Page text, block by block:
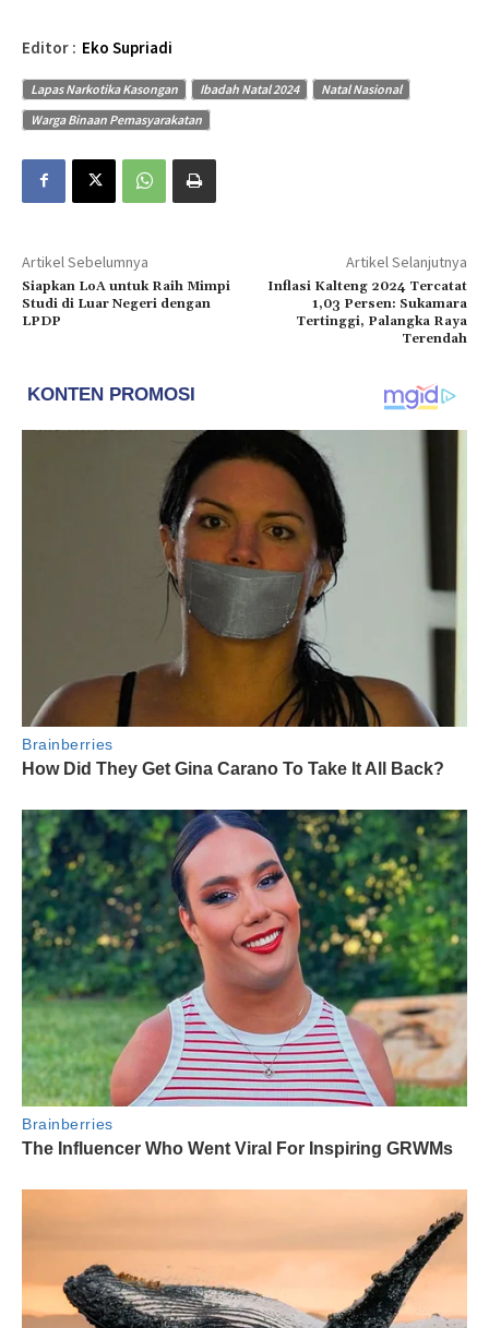
Editor : Eko Supriadi
Lapas Narkotika Kasongan Ibadah Natal 2024
Natal Nasional
Warga Binaan Pemasyarakatan
Artikel Sebelumnya
Siapkan LoA untuk Raih Mimpi
Studi di Luar Negeri dengan
LPDP
Artikel Selanjutnya
Inflasi Kalteng 2024 Tercatat
1,03 Persen: Sukamara
Tertinggi, Palangka Raya
Terendah